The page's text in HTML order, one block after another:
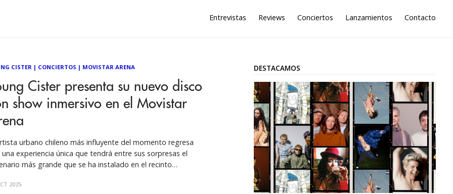
Entrevistas Reviews Conciertos Lanzamientos Contacto
CISTER| CONCIERTOS | MOVISTAR ARENA
Cister presenta su nuevo disco
show inmersivo en el Movistar
urbano chileno más influyente del momento regresa
una experiencia única que tendrá entre sus sorpresas el
más grande que se ha instalado en el recinto
vuelve al Movistar Arena para presentar su nuevo disco “La
2025
DESTACAMOS